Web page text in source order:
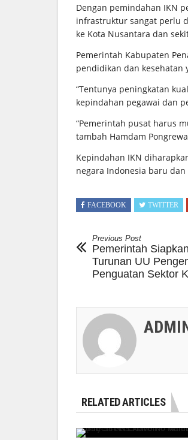
Dengan pemindahan IKN
infrastruktur sangat perlu
ke Kota Nusantara dan
Pemerintah Kabupaten
pendidikan dan kesehatan
“Tentunya peningkatan
kepindahan pegawai dan
“Pemerintah pusat harus
tambah Hamdam
Kepindahan IKN
negara Indonesia baru
FACEBOOK TWITTER
Previous Post
Pemerintah
Turunan UU
Penguatan Sektor
RELATED ARTICLES